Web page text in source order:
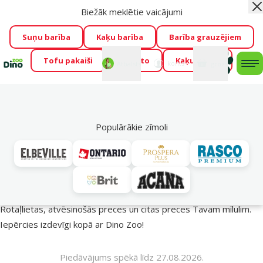
Visu mēnesi Dino Zoo piedāvā lieliskas cenas mīluļu TOP
barībām! 🍖→Skatīt piedāvājumu!
Fotokonkurss “GADA ŪSAIŅI”!
Varbūt tieši Tavs mīlulis
būs 2027. gada zvaigzne
→Piedalīties
Mans
konts
Biežāk meklētie vaicājumi
Suņu barība Kaķu barība Barība grauzējiem
Tofu pakaiši Foresto Kaķu mājas
Populārākie zīmoli
Vasara turpinās – atlaides katrai gaumei!
Rotaļlietas, atvēsinošās preces un citas preces Tavam mīlulim.
Iepērcies izdevīgi kopā ar Dino Zoo!
Piedāvājums spēkā līdz 27.08.2026.